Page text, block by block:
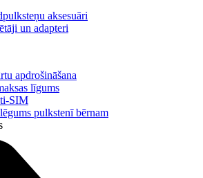
aksesuāri
un adapteri
apdrošināšana
līgums
SIM
pulkstenī bērnam